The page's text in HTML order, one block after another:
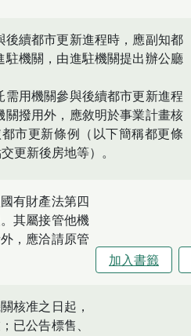
續都市更新進程時，應副知都
機關，由進駐機關提出辦公廳
用機關參與後續都市更新進程
撥用外，應敘明於事業計畫核
市更新條例（以下簡稱都更條
更新後房地等）。
有財產法第四
其屬接管他機
，應洽請原管
加入書籤
核准之日起，
已公告標售、